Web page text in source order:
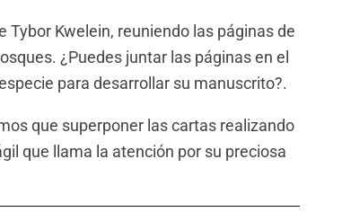
Tybor Kwelein, reuniendo las páginas de
¿Puedes juntar las páginas en el
para desarrollar su manuscrito?.
que superponer las cartas realizando
que llama la atención por su preciosa